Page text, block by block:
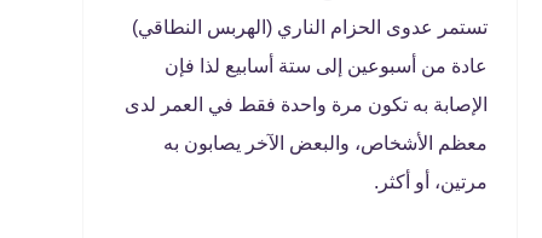
تستمر عدوى الحزام الناري (الهربس النطاقي)
عادة من أسبوعين إلى ستة أسابيع لذا فإن
الإصابة به تكون مرة واحدة فقط في العمر لدى
معظم الأشخاص، والبعض الآخر يصابون به
مرتين، أو أكثر.